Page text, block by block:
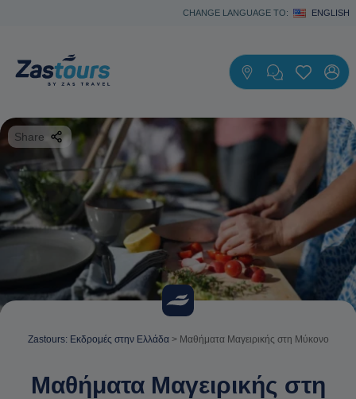
CHANGE LANGUAGE TO: ENGLISH
Share
Zastours: Εκδρομές στην Ελλάδα> Μαθήματα Μαγειρικής στη Μύκονο
Μαθήματα Μαγειρικής στη